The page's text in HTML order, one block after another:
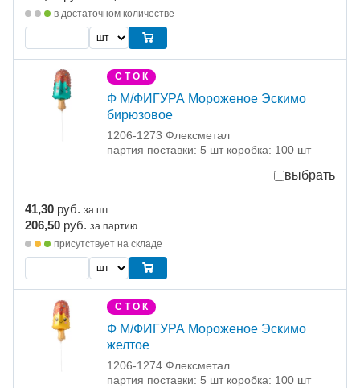
в достаточном количестве
С Т О К
Ф М/ФИГУРА Мороженое Эскимо
бирюзовое
1206-1273 Флексметал
партия поставки: 5 шт коробка: 100 шт
выбрать
41,30 руб. за шт
206,50 руб. за партию
присутствует на складе
С Т О К
Ф М/ФИГУРА Мороженое Эскимо
желтое
1206-1274 Флексметал
партия поставки: 5 шт коробка: 100 шт